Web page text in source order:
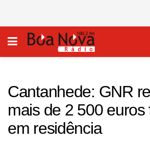
Cantanhede: GNR
mais de 2 500 euros
em residência